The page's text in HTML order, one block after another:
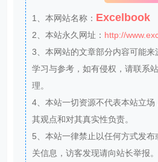
1、本网站名称： Excelbook
2、本站永久网址： http://
3、本网站的文章部分内容可能来
学习与参考，如有侵权，请联系
理。
4、本站一切资源不代表本站立场
其观点和对其真实性负责。
5、本站一律禁止以任何方式发
关信息，访客发现请向站长举报。